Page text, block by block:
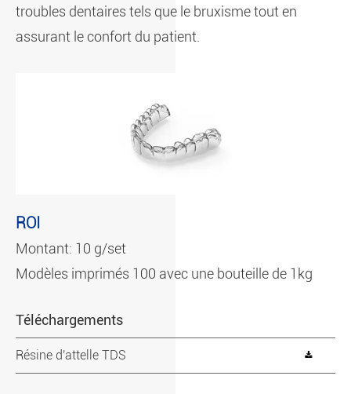
troubles dentaires tels que le bruxisme tout en
assurant le confort du patient.
ROI
Montant: 10 g/set
Modèles imprimés 100 avec une bouteille de 1kg
Téléchargements
Résine d'attelle TDS